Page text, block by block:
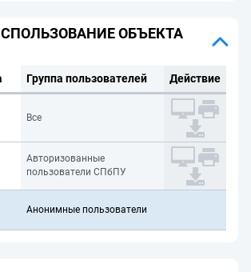
ОБЪЕКТА
Группа пользователей Действие
Все
Авторизованные
пользователи СПбПУ
Анонимные пользователи